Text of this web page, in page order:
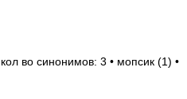
во синонимов: 3 • мопсик (1) •